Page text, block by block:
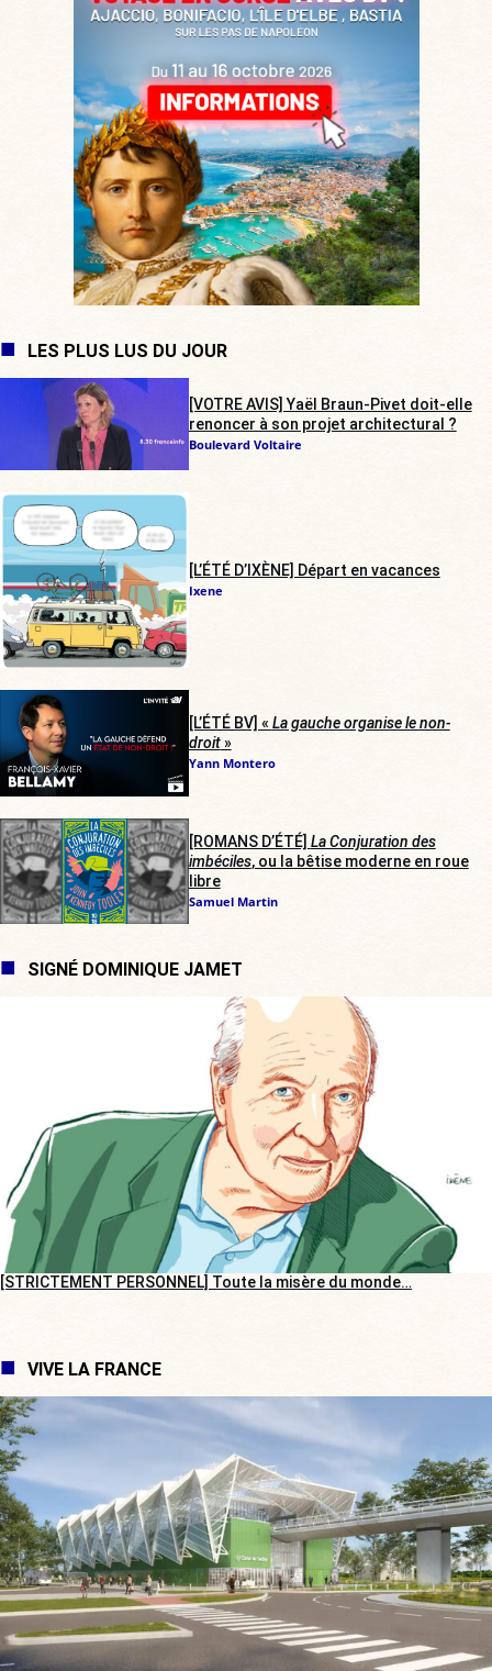
LES PLUS LUS DU JOUR
[VOTRE AVIS] Yaël Braun-Pivet doit-elle
renoncer à son projet architectural ?
Boulevard Voltaire
[L’ÉTÉ D’IXÈNE] Départ en vacances
Ixene
[L’ÉTÉ BV] « La gauche organise le non-
droit»
Yann Montero
[ROMANS D’ÉTÉ] La Conjuration des
imbéciles, ou la bêtise moderne en roue
libre
Samuel Martin
SIGNÉ DOMINIQUE JAMET
[STRICTEMENT PERSONNEL] Toute la misère du monde…
VIVE LA FRANCE